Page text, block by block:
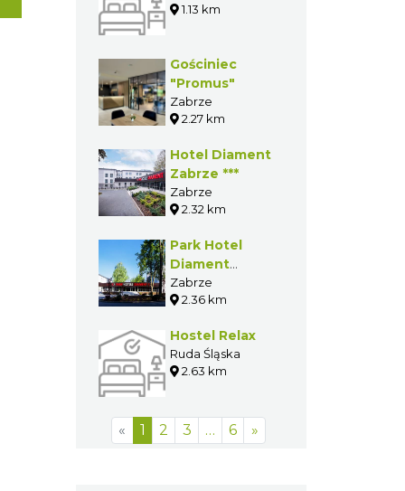
1.13 km
Gościniec
"Promus"
Zabrze
2.27 km
Hotel Diament
Zabrze ***
Zabrze
2.32 km
Park Hotel
Diament
Zabrze****
Zabrze
2.36 km
Hostel Relax
Ruda Śląska
2.63 km
« 1 2 3 … 6 »